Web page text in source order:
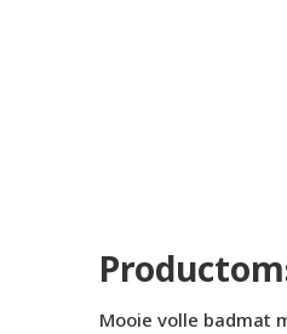
Mooie volle badmat